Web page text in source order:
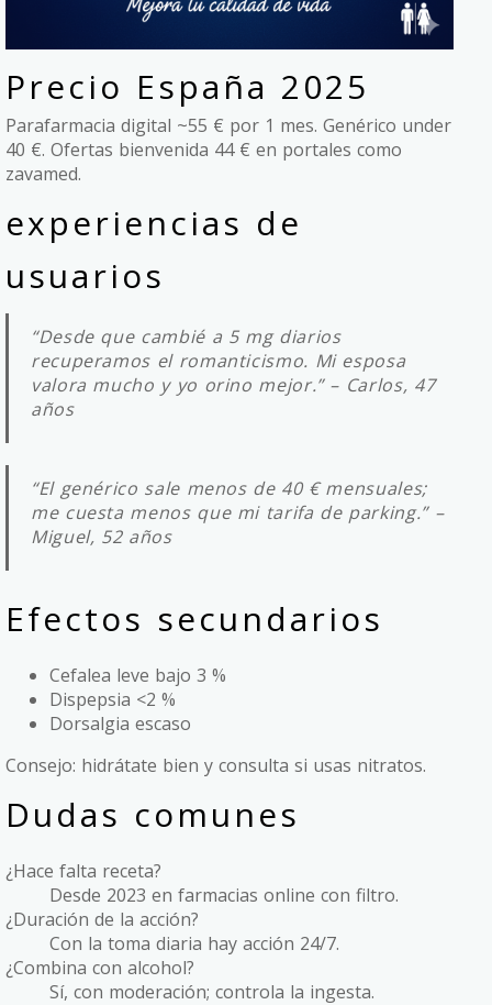
Precio España 2025
Parafarmacia digital ~55 € por 1 mes. Genérico under
40 €. Ofertas bienvenida 44 € en portales como
zavamed.
experiencias de
usuarios
“Desde que cambié a 5 mg diarios
recuperamos el romanticismo. Mi esposa
valora mucho y yo orino mejor.” – Carlos, 47
años
“El genérico sale menos de 40 € mensuales;
me cuesta menos que mi tarifa de parking.” –
Miguel, 52 años
Efectos secundarios
Cefalea leve bajo 3 %
Dispepsia <2 %
Dorsalgia escaso
Consejo: hidrátate bien y consulta si usas nitratos.
Dudas comunes
¿Hace falta receta?
Desde 2023 en farmacias online con filtro.
¿Duración de la acción?
Con la toma diaria hay acción 24/7.
¿Combina con alcohol?
Sí, con moderación; controla la ingesta.